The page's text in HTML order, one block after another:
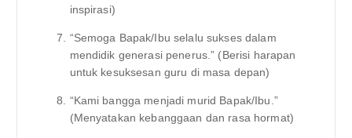
inspirasi)
“Semoga Bapak/Ibu selalu sukses dalam
mendidik generasi penerus.” (Berisi harapan
untuk kesuksesan guru di masa depan)
“Kami bangga menjadi murid Bapak/Ibu.”
(Menyatakan kebanggaan dan rasa hormat)